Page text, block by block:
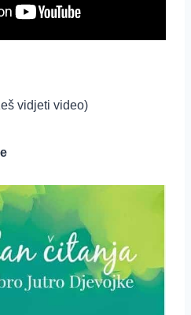
vidjeti video)